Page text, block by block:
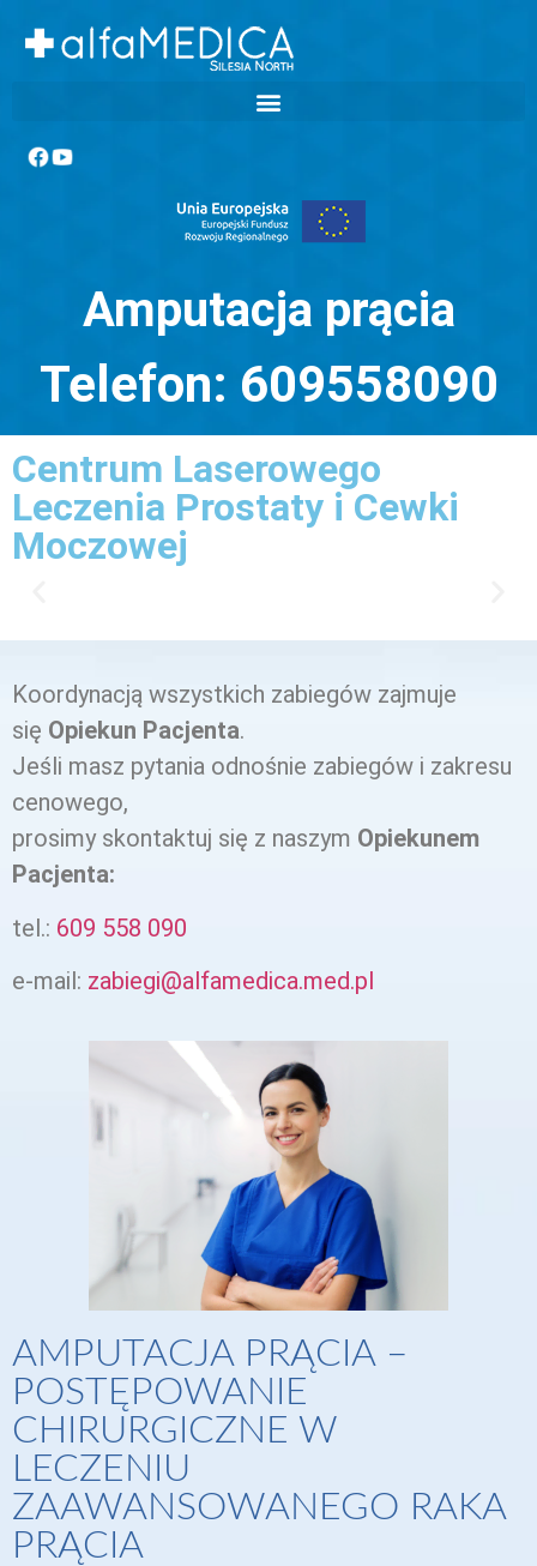
Amputacja prącia
Telefon: 609558090
Centrum Laserowego
Leczenia Prostaty i Cewki
Moczowej
Koordynacją wszystkich zabiegów zajmuje
się Opiekun Pacjenta.
Jeśli masz pytania odnośnie zabiegów i zakresu
cenowego,
prosimy skontaktuj się z naszym Opiekunem
Pacjenta:
tel.: 609 558 090‬
e-mail: zabiegi@alfamedica.med.pl
AMPUTACJA PRĄCIA –
POSTĘPOWANIE
CHIRURGICZNE W
LECZENIU
ZAAWANSOWANEGO RAKA
PRĄCIA